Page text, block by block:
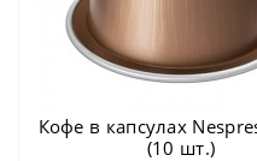
Кофе в капсулах
(10 шт.)